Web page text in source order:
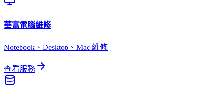
華富電腦維修
Notebook、Desktop、Mac 維修
查看服務